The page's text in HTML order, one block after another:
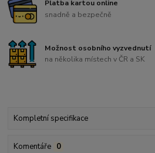
Platba kartou online
snadně a bezpečně
Možnost osobního vyzvednutí
na několika místech v ČR a SK
Kompletní specifikace
Komentáře 0